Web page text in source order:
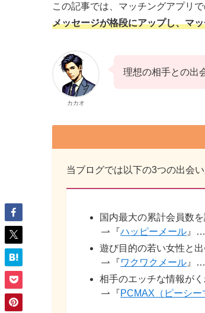
この記事では、マッチングアプリ
メッセージが格段にアップし、マ
カカオ
理想の相手との出
当ブログでは以下の3つの出会
国内最大の累計会員数を
『ハッピーメール 』
遊び目的の若い女性と
『ワクワクメール 』
相手のエッチな情報が
『PCMAX（ピーシー